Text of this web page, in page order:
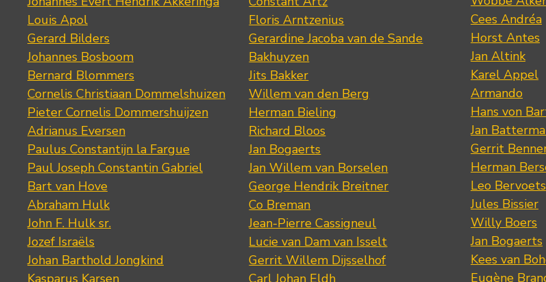
Louis Apol
Gerard Bilders
Johannes Bosboom
Bernard Blommers
Cornelis Christiaan Dommelshuizen
Pieter Cornelis Dommershuijzen
Adrianus Eversen
Paulus Constantijn la Fargue
Paul Joseph Constantin Gabriel
Bart van Hove
Abraham Hulk
John F. Hulk sr.
Jozef Israëls
Johan Barthold Jongkind
Kasparus Karsen
Floris Arntzenius
Gerardine Jacoba van de Sande
Bakhuyzen
Jits Bakker
Willem van den Berg
Herman Bieling
Richard Bloos
Jan Bogaerts
Jan Willem van Borselen
George Hendrik Breitner
Co Breman
Jean-Pierre Cassigneul
Lucie van Dam van Isselt
Gerrit Willem Dijsselhof
Carl Johan Eldh
Cees Andréa
Horst Antes
Jan Altink
Karel Appel
Armando
Hans von
Jan
Gerrit
Herman
Leo Bervoets
Jules Bissier
Willy Boers
Jan Bogaerts
Kees van
Eugène